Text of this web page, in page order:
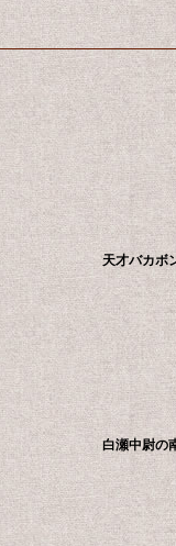
天才バカボ
白瀬中尉の